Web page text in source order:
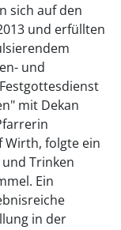
sich auf den
und erfüllten
und
mit Dekan
Wirth, folgte ein
Trinken
Ein
in der